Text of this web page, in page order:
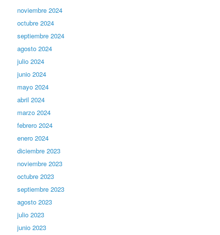
noviembre 2024
octubre 2024
septiembre 2024
agosto 2024
julio 2024
junio 2024
mayo 2024
abril 2024
marzo 2024
febrero 2024
enero 2024
diciembre 2023
noviembre 2023
octubre 2023
septiembre 2023
agosto 2023
julio 2023
junio 2023